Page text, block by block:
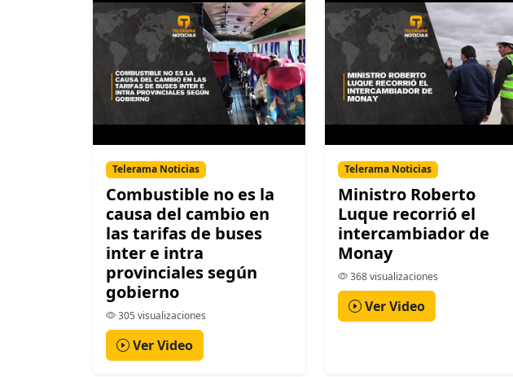
Telerama Noticias
Combustible no es la
causa del cambio en
las tarifas de buses
inter e intra
provinciales según
gobierno
305 visualizaciones
Ver Video
Telerama Noticias
Ministro Roberto
Luque recorrió el
intercambiador de
Monay
368 visualizaciones
Ver Video